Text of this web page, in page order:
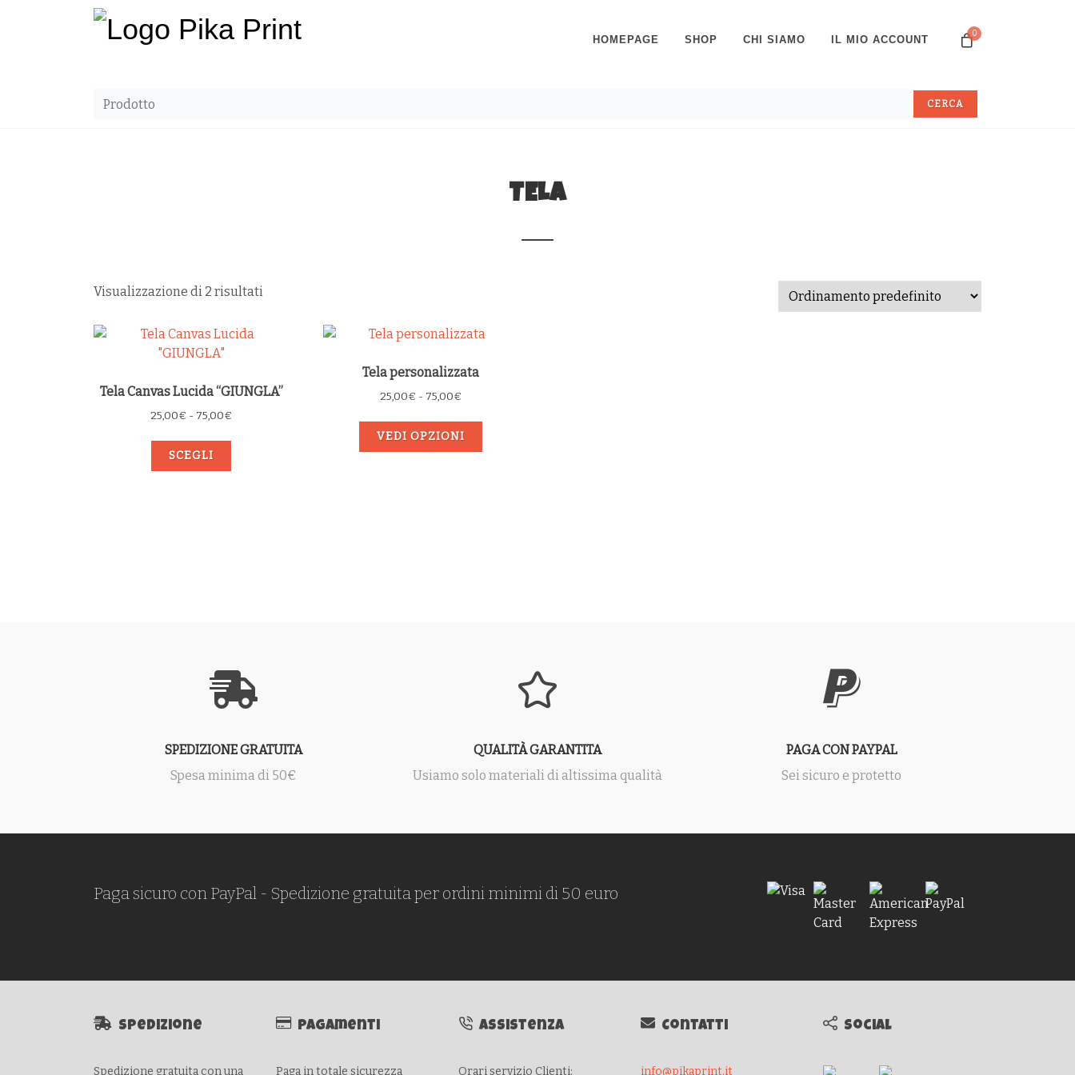
0
HOMEPAGE SHOP CHI SIAMO IL MIO ACCOUNT
TELA
Visualizzazione di 2 risultati
Tela Canvas Lucida “GIUNGLA”
25,00€ - 75,00€
SCEGLI
Tela personalizzata
25,00€ - 75,00€
da
VEDI OPZIONI
SPEDIZIONE GRATUITA
Spesa minima di 50€
QUALITÀ GARANTITA
Usiamo solo materiali di altissima qualità
PAGA CON PAYPAL
Sei sicuro e protetto
Paga sicuro con PayPal - Spedizione gratuita per ordini minimi di 50 euro
Spedizione
Spedizione gratuita con una
Pagamenti
Paga in totale sicurezza
Assistenza
Orari servizio Clienti:
Contatti
info@pikaprint.it
Social